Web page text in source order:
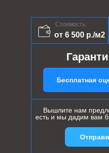
Стоимость:
от 6 500 р./м2
Бесплатная
Вышлите нам
есть и мы дадим вам